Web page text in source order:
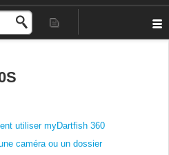
utiliser myDartfish 360
caméra ou un dossier